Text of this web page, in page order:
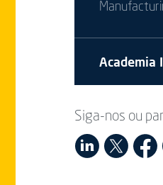
Academia
Siga-nos ou